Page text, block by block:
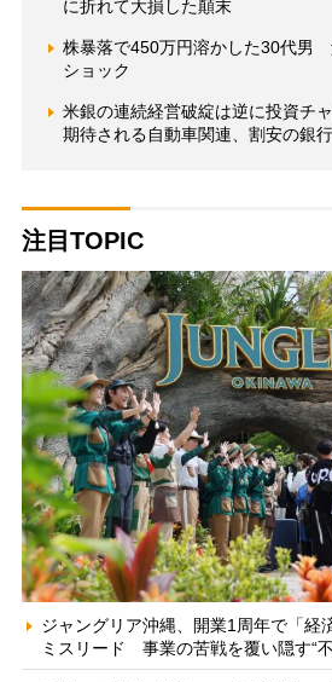
に折れて大損した顛末
株暴落で450万円溶かした30代男
ショック
米銀の連続経営破綻は逆に投資チ
期待される自動車関連、割安の銀
注目TOPIC
ジャングリア沖縄、開業1周年で「経
ミスリード 事業の苦戦を覆い隠す“